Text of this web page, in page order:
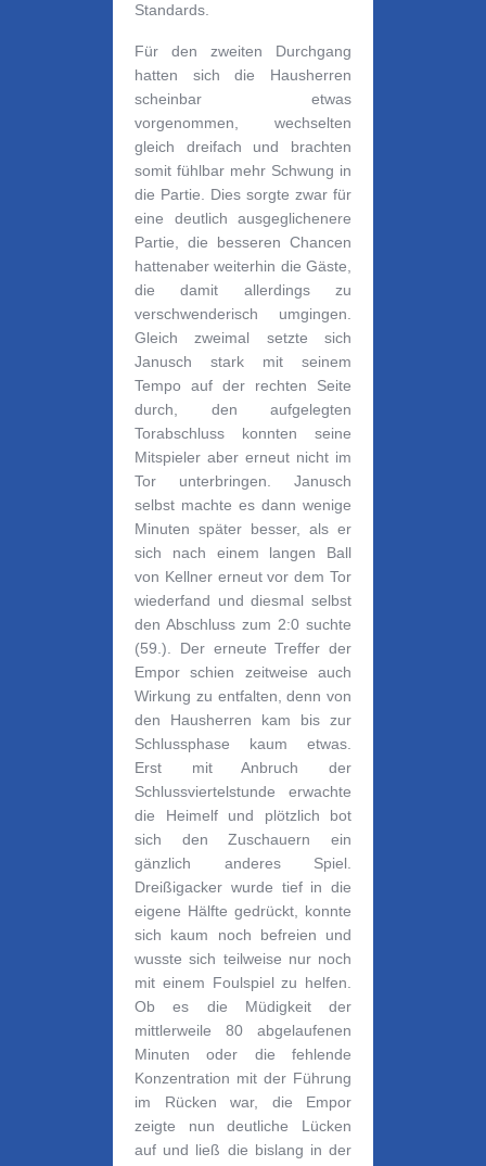
Standards.
Für den zweiten Durchgang
hatten sich die Hausherren
scheinbar etwas
vorgenommen, wechselten
gleich dreifach und brachten
somit fühlbar mehr Schwung in
die Partie. Dies sorgte zwar für
eine deutlich ausgeglichenere
Partie, die besseren Chancen
hattenaber weiterhin die Gäste
die damit allerdings zu
verschwenderisch umgingen.
Gleich zweimal setzte sich
Janusch stark mit seinem
Tempo auf der rechten Seite
durch, den aufgelegten
Torabschluss konnten seine
Mitspieler aber erneut nicht im
Tor unterbringen. Janusch
selbst machte es dann wenige
Minuten später besser, als er
sich nach einem langen Ball
von Kellner erneut vor dem Tor
wiederfand und diesmal selbst
den Abschluss zum 2:0 suchte
(59.). Der erneute Treffer der
Empor schien zeitweise auch
Wirkung zu entfalten, denn von
den Hausherren kam bis zur
Schlussphase kaum etwas.
Erst mit Anbruch der
Schlussviertelstunde erwachte
die Heimelf und plötzlich bot
sich den Zuschauern ein
gänzlich anderes Spiel.
Dreißigacker wurde tief in die
eigene Hälfte gedrückt, konnte
sich kaum noch befreien und
wusste sich teilweise nur noch
mit einem Foulspiel zu helfen.
Ob es die Müdigkeit der
mittlerweile 80 abgelaufenen
Minuten oder die fehlende
Konzentration mit der Führung
im Rücken war, die Empor
zeigte nun deutliche Lücken
auf und ließ die bislang in der